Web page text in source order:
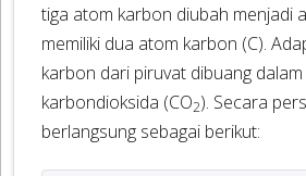
tiga atom karbon diubah menjadi
memiliki dua atom karbon (C).
karbon dari piruvat dibuang
karbondioksida (CO2). Secara
berlangsung sebagai berikut: